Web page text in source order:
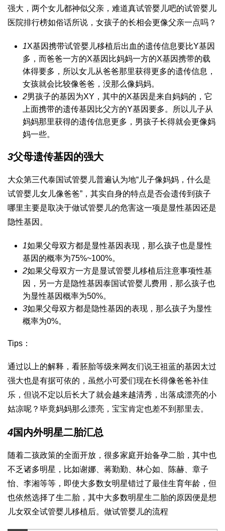
强大，两个女儿都神似父亲，难道真试管婴儿吧的试管婴儿
医院排行榜如俗话所说，女孩子的长相会更像父亲一点吗？
1X基因携带试管婴儿移植后出血 的遗传信息要比Y基因
多，而爸爸一方的X基因比妈妈一方的X基因携带的载
体得要多，所以女儿从爸爸那里获得更多的遗传信息，
女孩就会比较像爸爸，没那么像妈妈。
2男孩子的基因为XY，其中的X基因是来自妈妈的，它
上面携带的遗传基因比父方的Y基因要多。所以儿子从
妈妈那里获得的遗传信息更多，男孩子长得就会更像妈
妈一些。
3父母遗传基因的强大
大众第三代泰国试管婴儿普遍认为地“儿子像妈妈， 什么是
试管婴儿女儿像爸爸”，其实自身的特点是否会遗传到孩子
哪里主要是取决于做试管婴儿的危害这一项是显性基因还是
隐性基因。
1如果父母双方都是显性基因表现，那么孩子也是显性
基因的概率为75%~100%。
2如果父母双方一方是显试管婴儿移植后注意事项性基
因，另一方是隐性基因泰国试管婴儿费用 ，那么孩子也
为显性基因概率为50%。
3如果父母双方都是隐性基因的表现，那么孩子为显性
概率为0%。
Tips：
通过以上的解释，看胚胎等级来网友们说王祖蓝的基因太过
强大也是有据可依的，虽然小可爱们现在长得像爸爸补佳
乐 ，但说不定以后长大了就会越来越清秀，出落成漂亮的小
姑凉呢？毕竟妈妈那么漂亮，宝宝肯定也差不到那里去。
4国内外明星二胎汇总
随着二孩政策的全面开放，很多家庭开始备孕二胎，其中也
不乏诸多明星，比如谢娜、蒋勤勤、林心如、陈赫、章子
怡、李湘等等，即使大多数女明星错过了最佳生育年龄，但
也依然选择了生二胎，其中大多数明星生二胎的原因便是想
儿女双全试管婴儿移植后。 做试管婴儿的流程